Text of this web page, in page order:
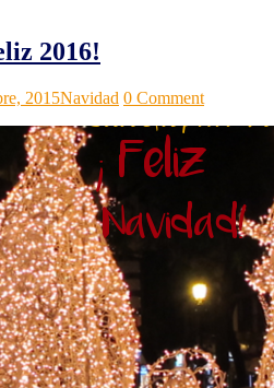
2016!
2015Navidad 0 Comment